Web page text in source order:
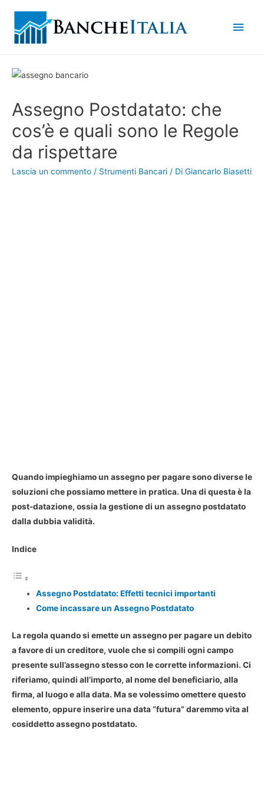
Assegno Postdatato: che
cos’è e quali sono le Regole
da rispettare
Lascia un commento / Strumenti Bancari / Di Giancarlo Biasetti
Quando impieghiamo un assegno per pagare sono diverse le
soluzioni che possiamo mettere in pratica. Una di questa è la
post-datazione, ossia la gestione di un assegno postdatato
dalla dubbia validità.
Indice
Assegno Postdatato: Effetti tecnici importanti
Come incassare un Assegno Postdatato
La regola quando si emette un assegno per pagare un debito
a favore di un creditore, vuole che si compili ogni campo
presente sull’assegno stesso con le corrette informazioni. Ci
riferiamo, quindi all’importo, al nome del beneficiario, alla
firma, al luogo e alla data. Ma se volessimo omettere questo
elemento, oppure inserire una data “futura” daremmo vita al
cosiddetto assegno postdatato.